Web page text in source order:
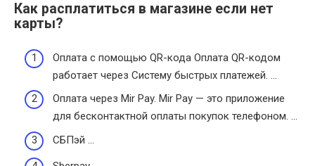
Как расплатиться в магазине если нет
карты?
Оплата с помощью QR-кода Оплата QR-кодом
работает через Систему быстрых платежей. …
Оплата через Mir Pay. Mir Pay — это приложение
для бесконтактной оплаты покупок телефоном. …
СБПэй …